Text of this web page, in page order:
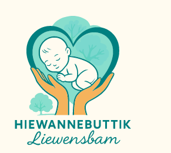
Navigation
springen
Inhalt
springen